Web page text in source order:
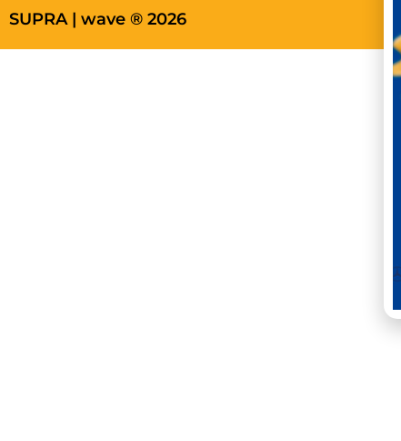
SUPRA | wave ® 2026